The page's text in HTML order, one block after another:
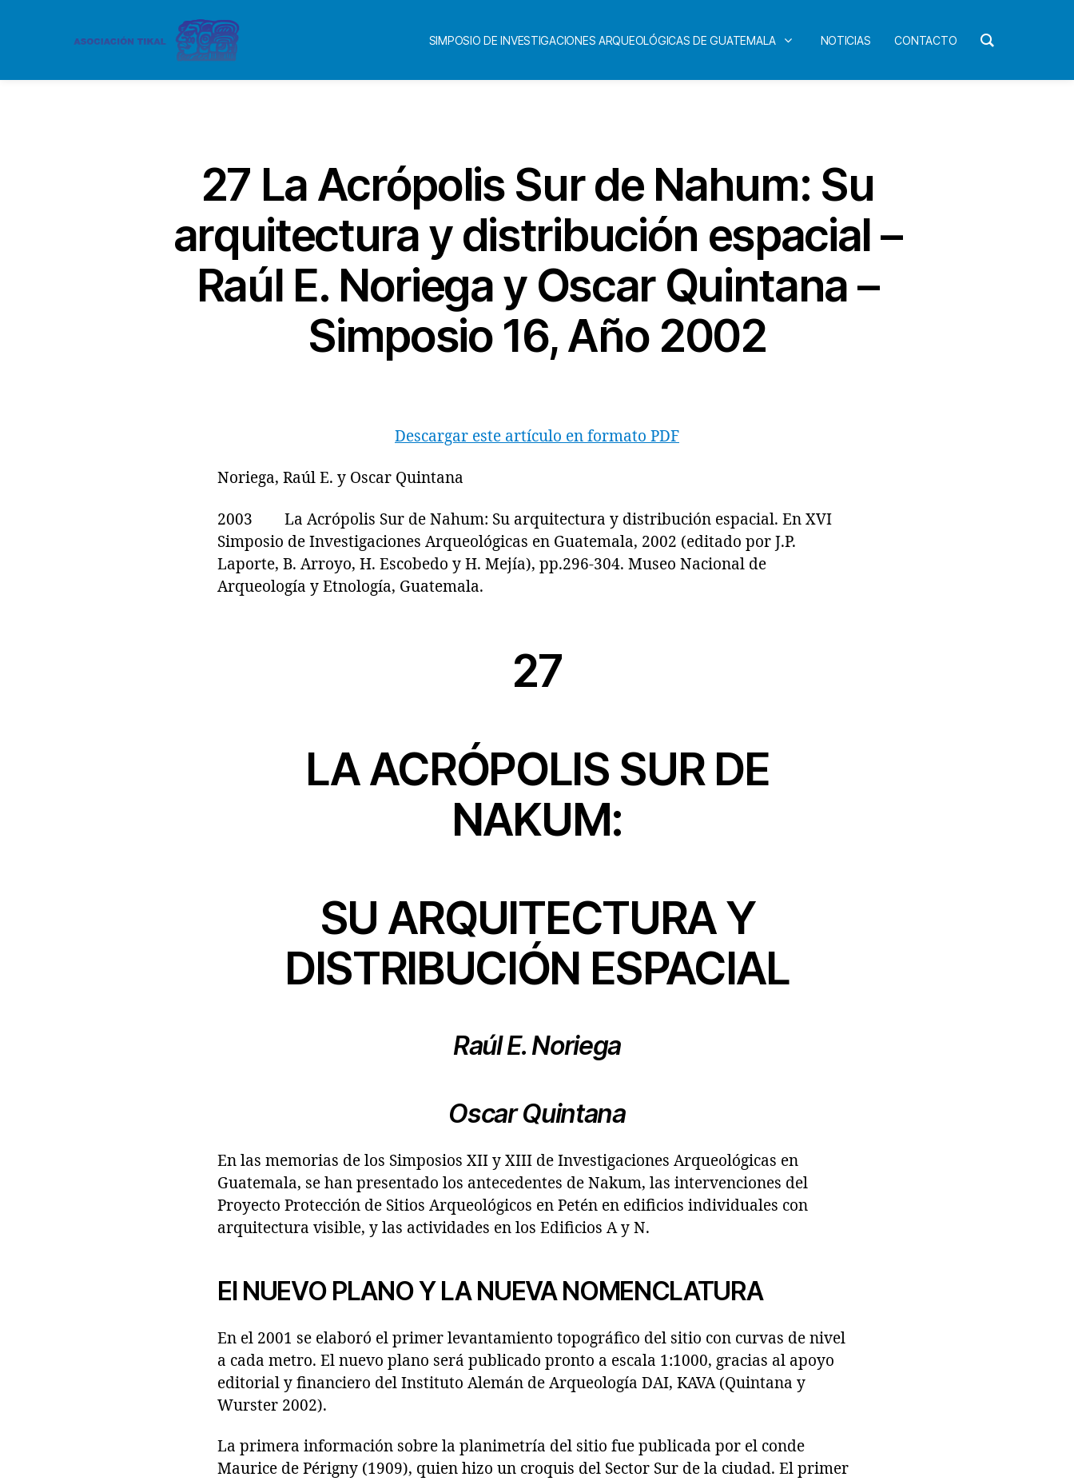
SIMPOSIO DE INVESTIGACIONES ARQUEOLÓGICAS DE GUATEMALA NOTICIAS CONTACTO
27 La Acrópolis Sur de Nahum: Su
arquitectura y distribución espacial –
Raúl E. Noriega y Oscar Quintana –
Simposio 16, Año 2002
Descargar este artículo en formato PDF
Noriega, Raúl E. y Oscar Quintana
2003 La Acrópolis Sur de Nahum: Su arquitectura y distribución espacial. En XVI
Simposio de Investigaciones Arqueológicas en Guatemala, 2002 (editado por J.P.
Laporte, B. Arroyo, H. Escobedo y H. Mejía), pp.296-304. Museo Nacional de
Arqueología y Etnología, Guatemala.
27
LA ACRÓPOLIS SUR DE
NAKUM:
SU ARQUITECTURA Y
DISTRIBUCIÓN ESPACIAL
Raúl E. Noriega
Oscar Quintana
En las memorias de los Simposios XII y XIII de Investigaciones Arqueológicas en
Guatemala, se han presentado los antecedentes de Nakum, las intervenciones del
Proyecto Protección de Sitios Arqueológicos en Petén en edificios individuales con
arquitectura visible, y las actividades en los Edificios A y N.
El NUEVO PLANO Y LA NUEVA NOMENCLATURA
En el 2001 se elaboró el primer levantamiento topográfico del sitio con curvas de nivel
a cada metro. El nuevo plano será publicado pronto a escala 1:1000, gracias al apoyo
editorial y financiero del Instituto Alemán de Arqueología DAI, KAVA (Quintana y
Wurster 2002).
La primera información sobre la planimetría del sitio fue publicada por el conde
Maurice de Périgny (1909), quien hizo un croquis del Sector Sur de la ciudad. El primer